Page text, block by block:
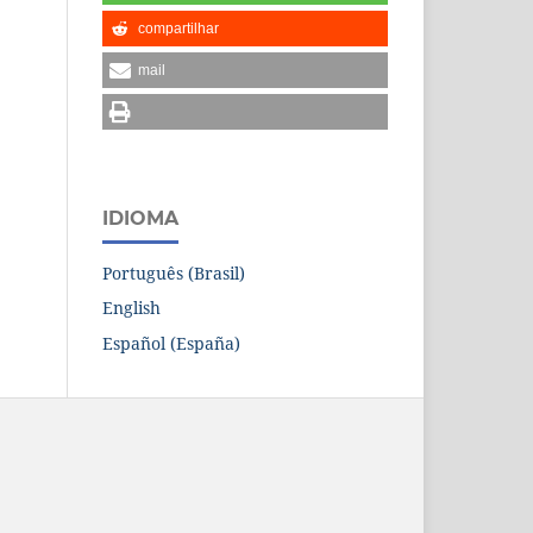
compartilhar
mail
IDIOMA
Português (Brasil)
English
Español (España)